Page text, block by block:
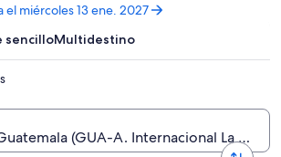
el miércoles 13 ene. 2027
sencilloMultidestino
(GUA-A. Internacional La